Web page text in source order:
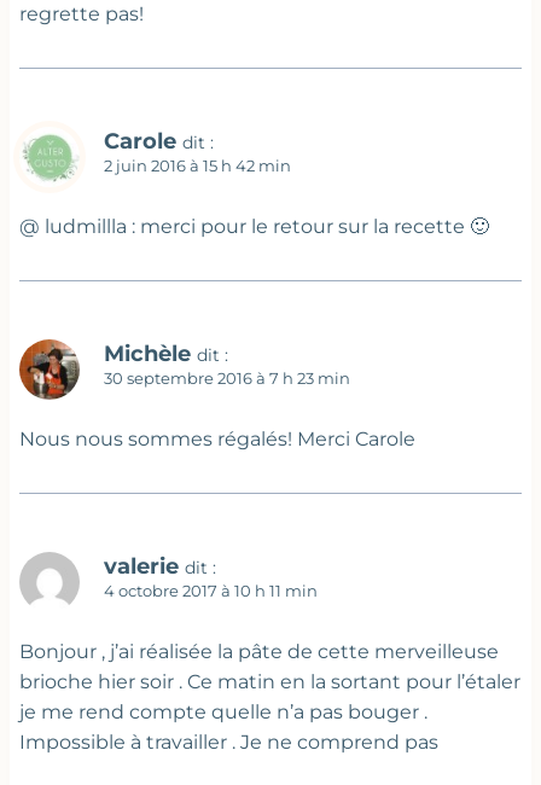
regrette pas!
Carole dit :
2 juin 2016 à 15 h 42 min
@ ludmillla : merci pour le retour sur la recette 🙂
Michèle dit :
30 septembre 2016 à 7 h 23 min
Nous nous sommes régalés! Merci Carole
valerie dit :
4 octobre 2017 à 10 h 11 min
Bonjour , j’ai réalisée la pâte de cette merveilleuse
brioche hier soir . Ce matin en la sortant pour l’étaler
je me rend compte quelle n’a pas bouger .
Impossible à travailler . Je ne comprend pas